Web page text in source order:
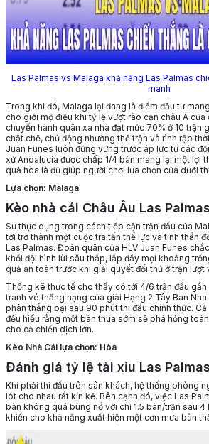
Las Palmas vs Malaga khả năng Las Palmas
manh
Trong khi đó, Malaga lại đang là điểm đầu tư
cho giới mộ điệu khi tỷ lệ vượt rào cản châu Á
chuyến hành quân xa nhà đạt mức 70% ở 10 trận
chặt chẽ, chủ động nhường thế trận và rình rập
Juan Funes luôn đứng vững trước áp lực từ các
xứ Andalucia được chấp 1/4 bàn mang lại một lợi
quả hòa là đủ giúp người chơi lựa chọn cửa dưới
Lựa chọn: Malaga
Kèo nhà cái Châu Âu Las
Sự thực dụng trong cách tiếp cận trận đấu của
tới trở thành một cuộc tra tấn thể lực và tinh thần
Las Palmas. Đoàn quân của HLV Juan Funes
khối đội hình lùi sâu thấp, lấp đầy mọi khoảng
quả an toàn trước khi giải quyết đối thủ ở trận lượt
Thống kê thực tế cho thấy có tới 4/6 trận đấu
tranh vé thăng hạng của giải Hạng 2 Tây Ban
phân thắng bại sau 90 phút thi đấu chính thức.
đều hiểu rằng một bàn thua sớm sẽ phá hỏng
cho cả chiến dịch lớn.
Kèo Nhà Cái lựa chọn: Hòa
Đánh giá tỷ lệ tài xỉu Las
Khi phải thi đấu trên sân khách, hệ thống phòng
lót cho nhau rất kín kẽ. Bên cạnh đó, việc Las
bàn không quá bùng nổ với chỉ 1.5 bàn/trận sau 4
khiến cho khả năng xuất hiện một cơn mưa bàn